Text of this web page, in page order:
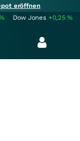
eröffnen
Dow Jones +0,25%